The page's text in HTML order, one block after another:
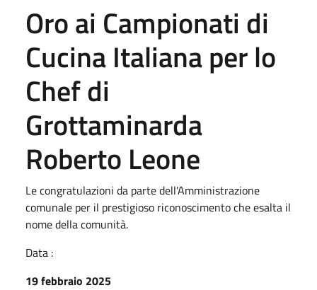
Oro ai Campionati di
Cucina Italiana per lo
Chef di
Grottaminarda
Roberto Leone
Le congratulazioni da parte dell'Amministrazione
comunale per il prestigioso riconoscimento che esalta il
nome della comunità.
Data :
19 febbraio 2025